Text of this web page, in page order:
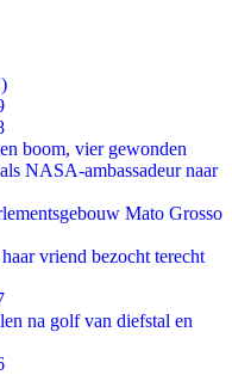
boom, vier gewonden
NASA-ambassadeur naar
Mato Grosso
vriend bezocht terecht
na golf van diefstal en